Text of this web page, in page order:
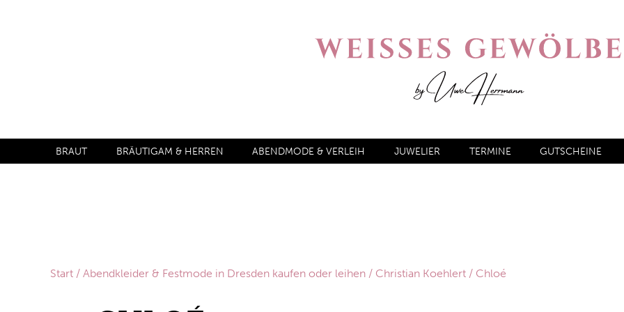
BRAUT BRÄUTIGAM & HERREN ABENDMODE & VERLEIH JUWELIER TERMINE GUTSCHEINE
Start / Abendkleider & Festmode in Dresden kaufen oder leihen / Christian Koehlert / Chloé